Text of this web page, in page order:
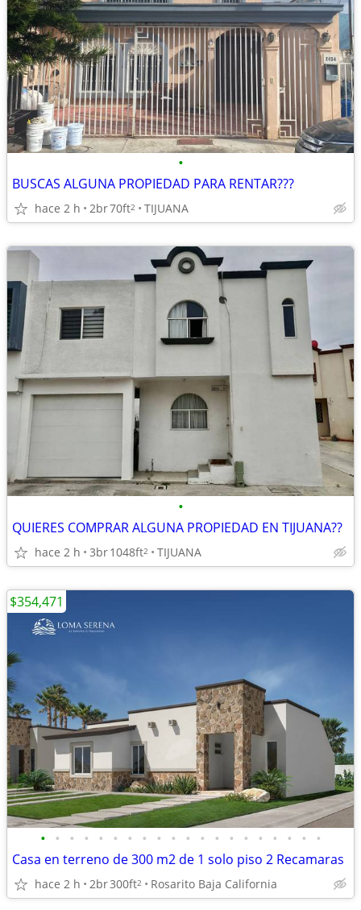
•
BUSCAS ALGUNA PROPIEDAD PARA RENTAR???
hace 2 h 2br70ft2 TIJUANA
•
QUIERES COMPRAR ALGUNA PROPIEDAD EN TIJUANA??
hace 2 h 3br1048ft2 TIJUANA
• • • • • • • • • • • • • • • • • • • •
Casa en terreno de 300 m2 de 1 solo piso 2 Recamaras
hace 2 h 2br300ft2 Rosarito Baja California
$354,471